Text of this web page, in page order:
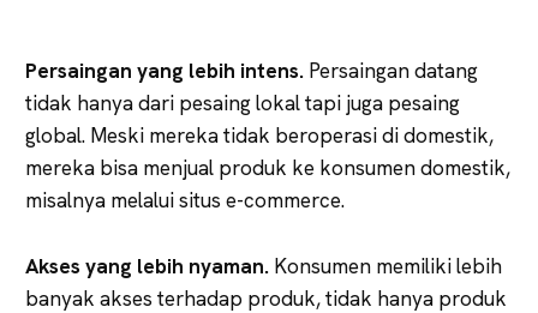
Persaingan yang lebih intens. Persaingan datang
tidak hanya dari pesaing lokal tapi juga pesaing
global. Meski mereka tidak beroperasi di domestik,
mereka bisa menjual produk ke konsumen domestik,
misalnya melalui situs e-commerce.
Akses yang lebih nyaman. Konsumen memiliki lebih
banyak akses terhadap produk, tidak hanya produk